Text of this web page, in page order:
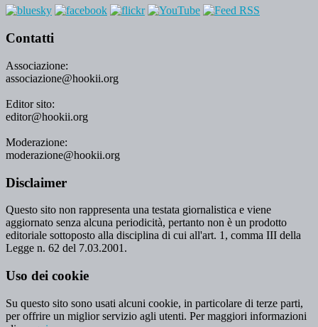
Contatti
Associazione:
associazione@hookii.org
Editor sito:
editor@hookii.org
Moderazione:
moderazione@hookii.org
Disclaimer
Questo sito non rappresenta una testata giornalistica e viene
aggiornato senza alcuna periodicità, pertanto non è un prodotto
editoriale sottoposto alla disciplina di cui all'art. 1, comma III della
Legge n. 62 del 7.03.2001.
Uso dei cookie
Su questo sito sono usati alcuni cookie, in particolare di terze parti,
per offrire un miglior servizio agli utenti. Per maggiori informazioni